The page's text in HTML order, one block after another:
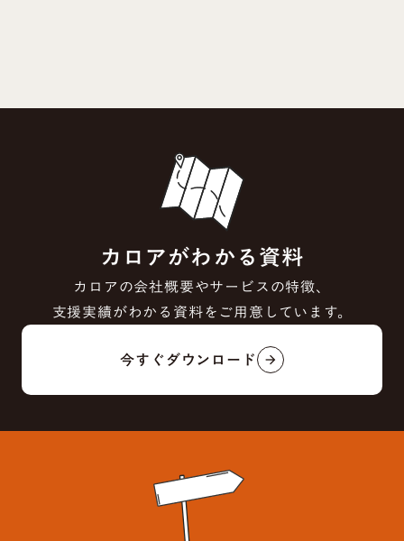
カロアがわかる資料
カロアの会社概要やサービスの特徴、
支援実績がわかる資料をご用意しています。
今すぐダウンロード
arrow_forward